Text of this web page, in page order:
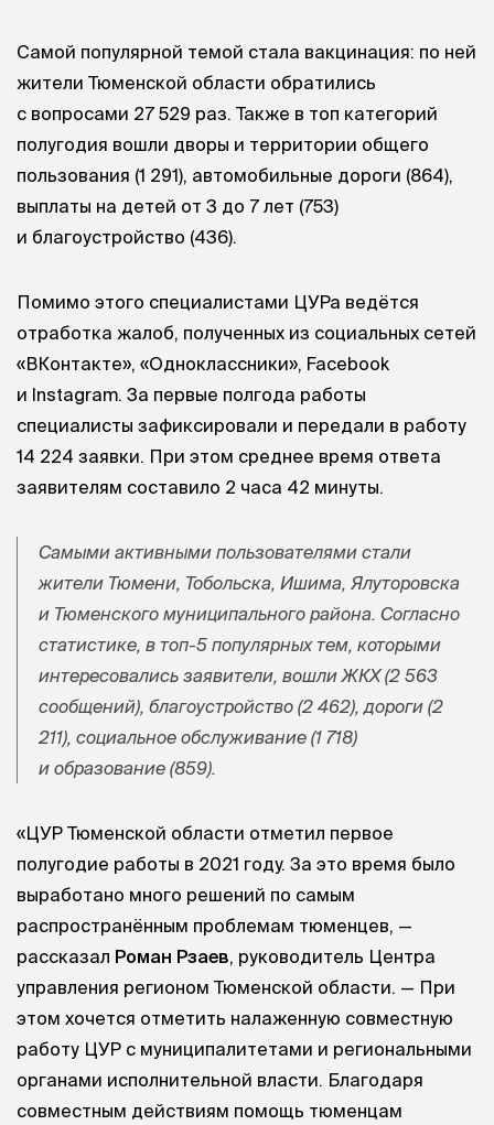
Самой популярной темой стала вакцинация: по ней
жители Тюменской области обратились
с вопросами 27 529 раз. Также в топ категорий
полугодия вошли дворы и территории общего
пользования (1 291), автомобильные дороги (864),
выплаты на детей от 3 до 7 лет (753)
и благоустройство (436).
Помимо этого специалистами ЦУРа ведётся
отработка жалоб, полученных из социальных сетей
«ВКонтакте», «Одноклассники», Facebook
и Instagram. За первые полгода работы
специалисты зафиксировали и передали в работу
14 224 заявки. При этом среднее время ответа
заявителям составило 2 часа 42 минуты.
Самыми активными пользователями стали
жители Тюмени, Тобольска, Ишима, Ялуторовска
и Тюменского муниципального района. Согласно
статистике, в топ-5 популярных тем, которыми
интересовались заявители, вошли ЖКХ (2 563
сообщений), благоустройство (2 462), дороги (2
211), социальное обслуживание (1 718)
и образование (859).
«ЦУР Тюменской области отметил первое
полугодие работы в 2021 году. За это время было
выработано много решений по самым
распространённым проблемам тюменцев, —
рассказал Роман Рзаев, руководитель Центра
управления регионом Тюменской области. — При
этом хочется отметить налаженную совместную
работу ЦУР с муниципалитетами и региональными
органами исполнительной власти. Благодаря
совместным действиям помощь тюменцам